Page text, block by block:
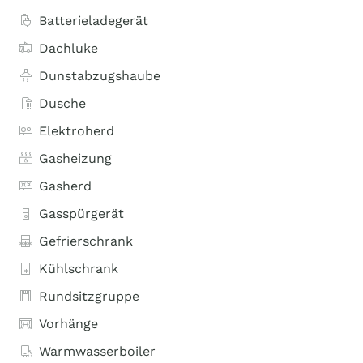
Batterieladegerät
Dachluke
Dunstabzugshaube
Dusche
Elektroherd
Gasheizung
Gasherd
Gasspürgerät
Gefrierschrank
Kühlschrank
Rundsitzgruppe
Vorhänge
Warmwasserboiler